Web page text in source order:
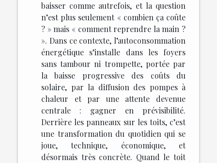
baisser comme autrefois, et la question
n’est plus seulement « combien ça coûte
? » mais « comment reprendre la main ?
». Dans ce contexte, l’autoconsommation
énergétique s’installe dans les foyers
sans tambour ni trompette, portée par
la baisse progressive des coûts du
solaire, par la diffusion des pompes à
chaleur et par une attente devenue
centrale : gagner en prévisibilité.
Derrière les panneaux sur les toits, c’est
une transformation du quotidien qui se
joue, technique, économique, et
désormais très concrète. Quand le toit